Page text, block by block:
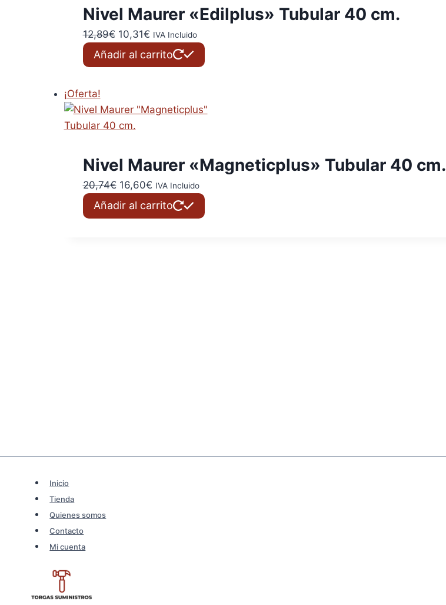
Nivel Maurer «Edilplus» Tubular 40 cm.
12,89€ El
precio
original
10,31€El
precio
actual
IVA Incluido
Añadir al carrito
¡Oferta!
Nivel Maurer «Magneticplus» Tubular 40 cm.
20,74€ El
precio
original
16,60€El
precio
actual
IVA Incluido
Añadir al carrito
Inicio
Tienda
Quienes somos
Contacto
Mi cuenta